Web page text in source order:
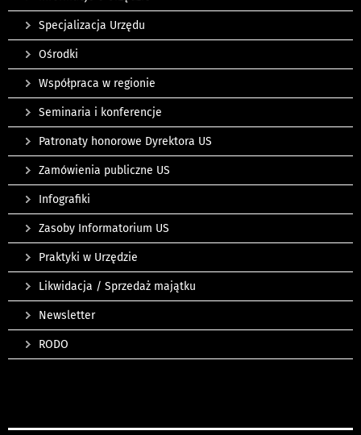
Specjalizacja Urzędu
Ośrodki
Współpraca w regionie
Seminaria i konferencje
Patronaty honorowe Dyrektora US
Zamówienia publiczne US
Infografiki
Zasoby Informatorium US
Praktyki w Urzędzie
Likwidacja / Sprzedaż majątku
Newsletter
RODO